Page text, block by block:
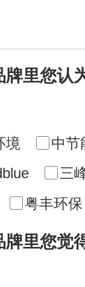
里您认
境
中节
三
粤丰环保
里您觉